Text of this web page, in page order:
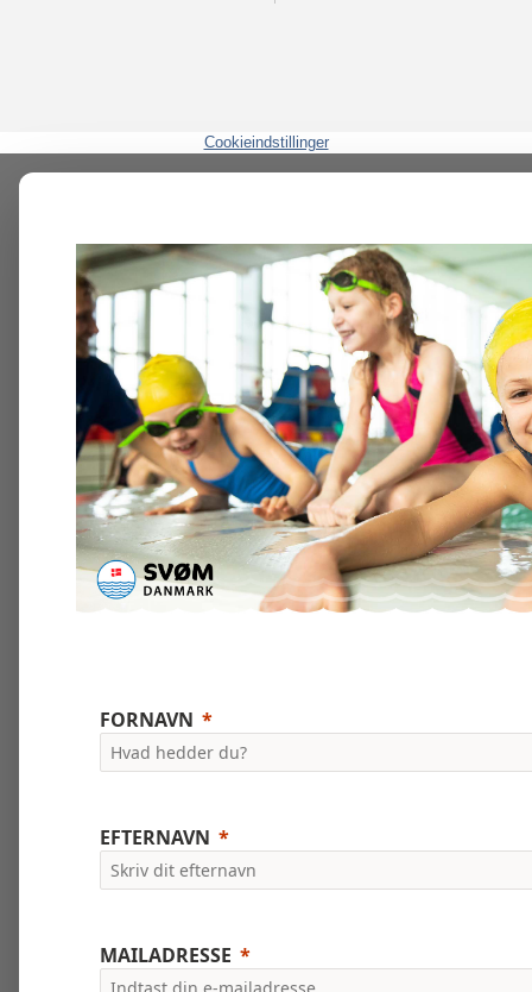
Cookieindstillinger
FORNAVN
EFTERNAVN
MAILADRESSE